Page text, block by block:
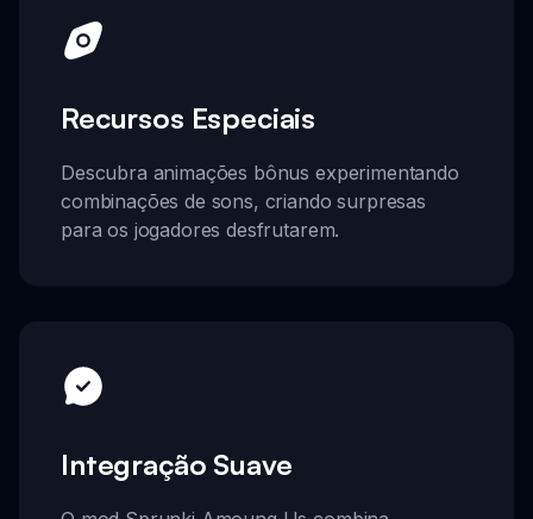
Recursos Especiais
Descubra animações bônus experimentando
combinações de sons, criando surpresas
para os jogadores desfrutarem.
Integração Suave